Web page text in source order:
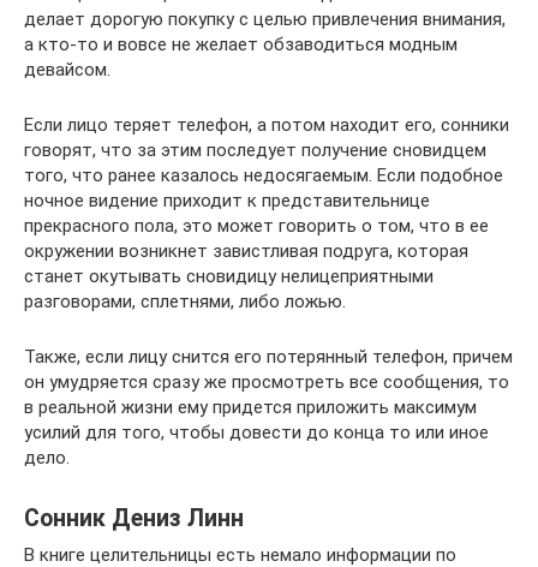
делает дорогую покупку с целью привлечения внимания,
а кто-то и вовсе не желает обзаводиться модным
девайсом.
Если лицо теряет телефон, а потом находит его, сонники
говорят, что за этим последует получение сновидцем
того, что ранее казалось недосягаемым. Если подобное
ночное видение приходит к представительнице
прекрасного пола, это может говорить о том, что в ее
окружении возникнет завистливая подруга, которая
станет окутывать сновидицу нелицеприятными
разговорами, сплетнями, либо ложью.
Также, если лицу снится его потерянный телефон, причем
он умудряется сразу же просмотреть все сообщения, то
в реальной жизни ему придется приложить максимум
усилий для того, чтобы довести до конца то или иное
дело.
Сонник Дениз Линн
В книге целительницы есть немало информации по